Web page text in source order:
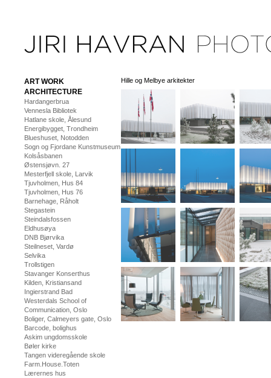
ART WORK
ARCHITECTURE
Hardangerbrua
Vennesla Bibliotek
Hatlane skole, Ålesund
Energibygget, Trondheim
Blueshuset, Notodden
Sogn og Fjordane Kunstmuseum
Kolsåsbanen
Østensjøvn. 27
Mesterfjell skole, Larvik
Tjuvholmen, Hus 84
Tjuvholmen, Hus 76
Barnehage, Råholt
Stegastein
Steindalsfossen
Eldhusøya
DNB Bjørvika
Steilneset, Vardø
Selvika
Trollstigen
Stavanger Konserthus
Kilden, Kristiansand
Ingierstrand Bad
Westerdals School of
Communication, Oslo
Boliger, Calmeyers gate, Oslo
Barcode, bolighus
Askim ungdomsskole
Bøler kirke
Tangen videregående skole
Farm.House.Toten
Lærernes hus
Hille og Melbye arkitekter